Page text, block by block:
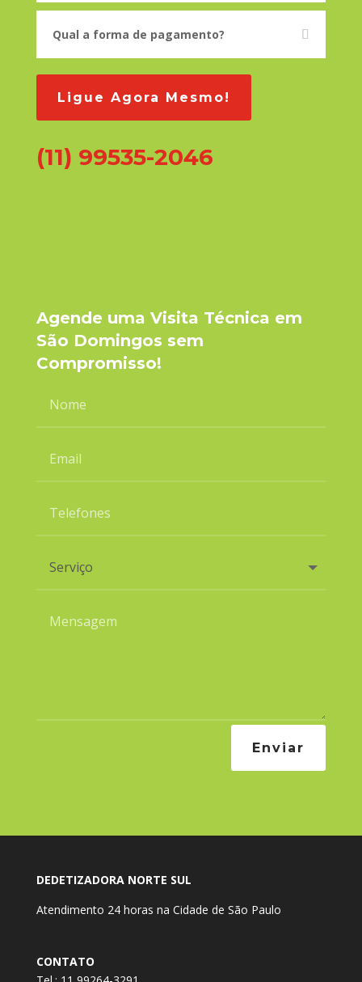
Qual a forma de pagamento?
Ligue Agora Mesmo!
(11) 99535-2046
Agende uma Visita Técnica em
São Domingos sem
Compromisso!
Enviar
DEDETIZADORA NORTE SUL
Atendimento 24 horas na Cidade de São Paulo
CONTATO